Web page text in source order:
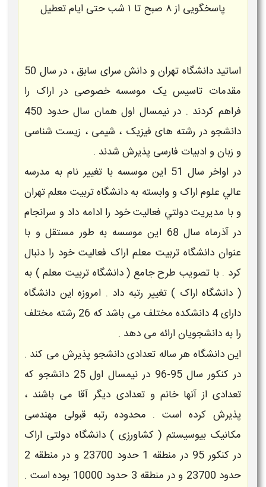
پاسخگویی از ۸ صبح تا ۱ شب حتی ایام تعطیل
اساتید دانشگاه تهران و دانش سرای سابق ، در سال 50
مقدمات تاسیس یک موسسه خصوصی در اراک را
فراهم کردند . در نیمسال اول همان سال حدود 450
دانشجو در رشته های فیزیک ، شیمی ، زیست شناسی
و زبان و ادبیات فارسی پذیرش شدند .
در اواخر سال 51 اين موسسه با تغییر نام به مدرسه
عالي علوم اراک و وابسته به دانشگاه تربيت معلم تهران
و با مديريت دولتي فعاليت خود را ادامه داد و سرانجام
در آذرماه سال 68 اين موسسه به طور مستقل و با
عنوان دانشگاه تربيت معلم اراک فعاليت خود را دنبال
کرد . با تصويب طرح جامع ( دانشگاه تربيت معلم ) به
( دانشگاه اراک ) تغيير رتبه داد . امروزه این دانشگاه
دارای 4 دانشکده مختلف می باشد که 26 رشته مختلف
را به دانشجویان ارائه می دهد .
این دانشگاه هر ساله تعدادی دانشجو پذیرش می کند .
در کنکور سال 95-96 در نیمسال اول 25 دانشجو که
تعدادی از آنها خانم و تعدادی دیگر آقا می باشند ،
پذیرش کرده است . محدوده رتبه قبولی مهندسی
مکانیک بیوسیستم ( کشاورزی )دانشگاه دولتی اراک
در کنکور 95 در منطقه 1 حدود 23700 و در منطقه 2
حدود 23700 و در منطقه 3 حدود 10000 بوده است .